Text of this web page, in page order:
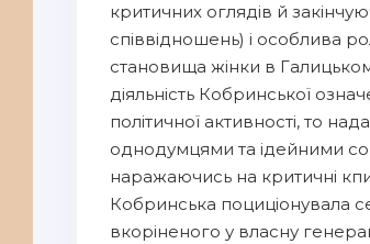
критичних оглядів й
співвідношень) і особлива
становища жінки в
діяльність Кобринської
політичної активності, то
однодумцями та ідейними
наражаючись на критичні
Кобринська поциціонувала
вкоріненого у власну